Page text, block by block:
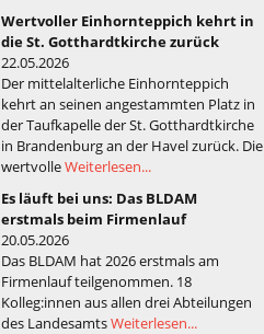
Wertvoller Einhornteppich kehrt in
die St. Gotthardtkirche zurück
22.05.2026
Der mittelalterliche Einhornteppich
kehrt an seinen angestammten Platz in
der Taufkapelle der St. Gotthardtkirche
in Brandenburg an der Havel zurück. Die
wertvolleWeiterlesen...
Es läuft bei uns: Das BLDAM
erstmals beim Firmenlauf
20.05.2026
Das BLDAM hat 2026 erstmals am
Firmenlauf teilgenommen. 18
Kolleg:innen aus allen drei Abteilungen
des LandesamtsWeiterlesen...